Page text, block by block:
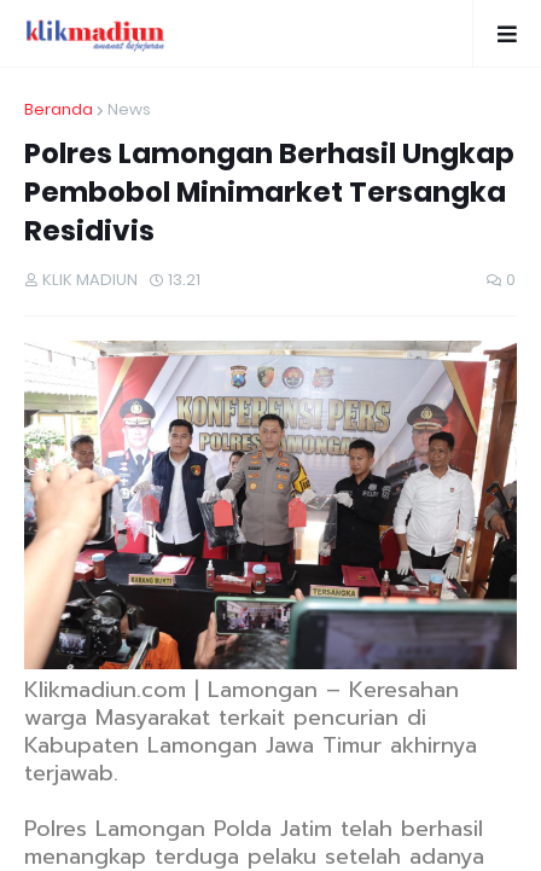
Beranda News
Polres Lamongan Berhasil Ungkap
Pembobol Minimarket Tersangka
Residivis
KLIK MADIUN 13.21 0
Klikmadiun.com | Lamongan – Keresahan
warga Masyarakat terkait pencurian di
Kabupaten Lamongan Jawa Timur akhirnya
terjawab.
Polres Lamongan Polda Jatim telah berhasil
menangkap terduga pelaku setelah adanya